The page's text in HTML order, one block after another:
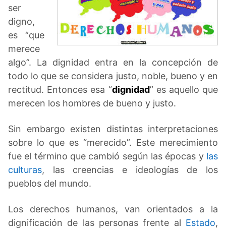
ser
digno,
es “que
merece
algo”. La dignidad entra en la concepción de
todo lo que se considera justo, noble, bueno y en
rectitud. Entonces esa “dignidad” es aquello que
merecen los hombres de bueno y justo.
Sin embargo existen distintas interpretaciones
sobre lo que es “merecido”. Este merecimiento
fue el término que cambió según las épocas y las
culturas, las creencias e ideologías de los
pueblos del mundo.
Los derechos humanos, van orientados a la
dignificación de las personas frente al Estado,